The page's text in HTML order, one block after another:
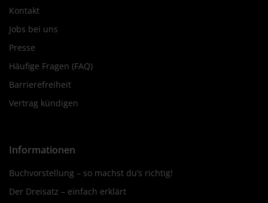
Kontakt
Jobs bei uns
Presse
Häufige Fragen (FAQ)
Barrierefreiheit
Vertrag kündigen
Informationen
Buchvorstellung – so machst du’s richtig!
Der Dreisatz – einfach erklärt